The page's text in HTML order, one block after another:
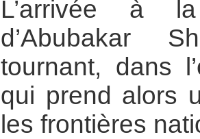
L’arrivée à
d’Abubakar
tournant, dans
qui prend alors
les frontières